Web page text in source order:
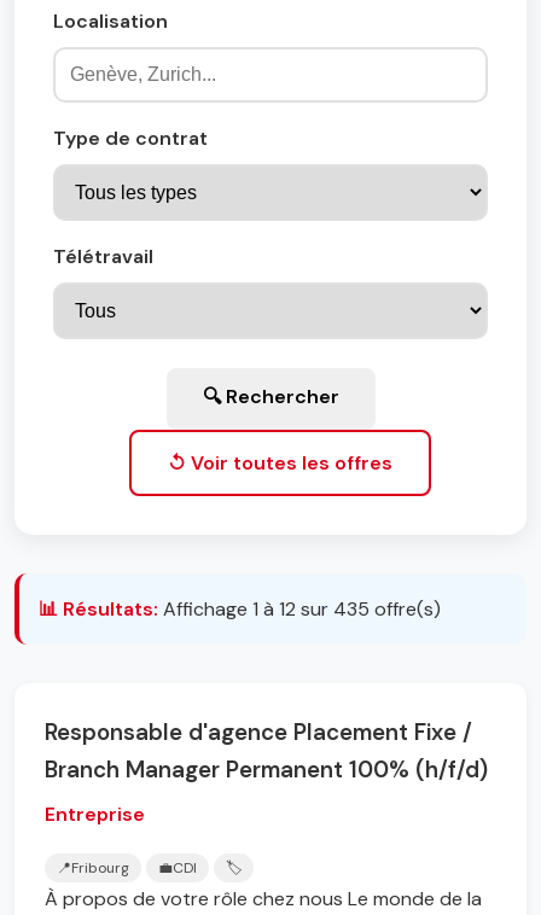
Localisation
Type de contrat
Télétravail
🔍 Rechercher
↺ Voir toutes les offres
📊 Résultats: Affichage 1 à 12 sur 435 offre(s)
Responsable d'agence Placement Fixe /
Branch Manager Permanent 100% (h/f/d)
Entreprise
📍Fribourg 💼CDI 🏷️
À propos de votre rôle chez nous Le monde de la